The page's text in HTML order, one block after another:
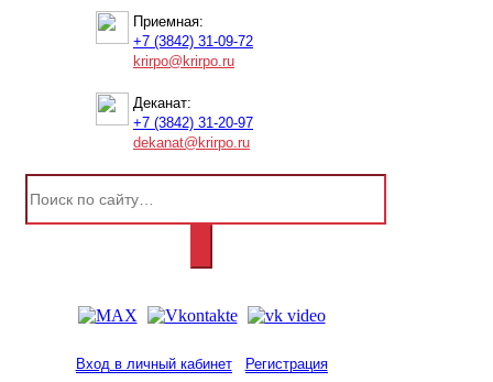
Приемная:
+7 (3842) 31-09-72
krirpo@krirpo.ru
Деканат:
+7 (3842) 31-20-97
dekanat@krirpo.ru
Вход в личный кабинет Регистрация